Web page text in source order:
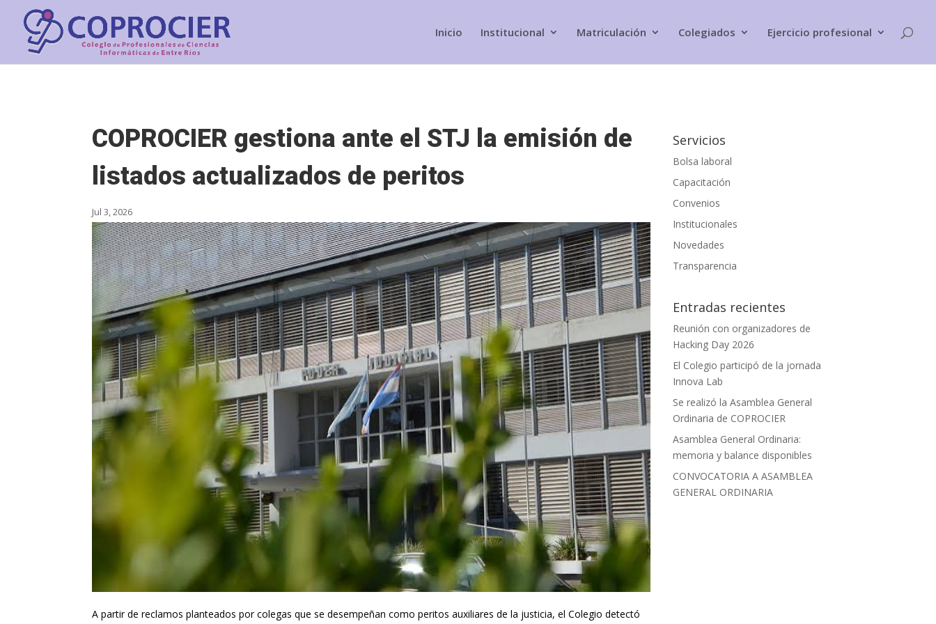
Inicio Institucional Matriculación Colegiados Ejercicio profesional
COPROCIER gestiona ante el STJ la emisión de
listados actualizados de peritos
Jul 3, 2026
A partir de reclamos planteados por colegas que se desempeñan como peritos auxiliares de la justicia, el Colegio detectó
Servicios
Bolsa laboral
Capacitación
Convenios
Institucionales
Novedades
Transparencia
Entradas recientes
Reunión con organizadores de
Hacking Day 2026
El Colegio participó de la jornada
Innova Lab
Se realizó la Asamblea General
Ordinaria de COPROCIER
Asamblea General Ordinaria:
memoria y balance disponibles
CONVOCATORIA A ASAMBLEA
GENERAL ORDINARIA